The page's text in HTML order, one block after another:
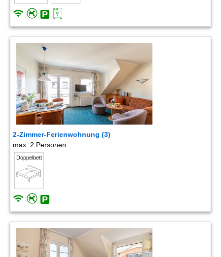
2-Zimmer-Ferienwohnung (3)
max. 2 Personen
Doppelbett